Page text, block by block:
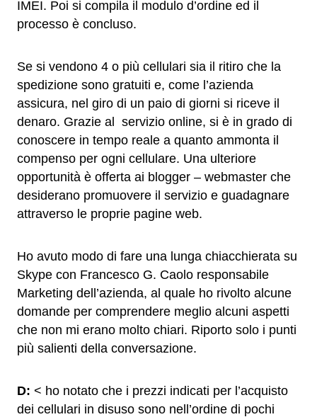
IMEI. Poi si compila il modulo d’ordine ed il
processo è concluso.
Se si vendono 4 o più cellulari sia il ritiro che la
spedizione sono gratuiti e, come l’azienda
assicura, nel giro di un paio di giorni si riceve il
denaro. Grazie al servizio online, si è in grado di
conoscere in tempo reale a quanto ammonta il
compenso per ogni cellulare. Una ulteriore
opportunità è offerta ai blogger – webmaster che
desiderano promuovere il servizio e guadagnare
attraverso le proprie pagine web.
Ho avuto modo di fare una lunga chiacchierata su
Skype con Francesco G. Caolo responsabile
Marketing dell’azienda, al quale ho rivolto alcune
domande per comprendere meglio alcuni aspetti
che non mi erano molto chiari. Riporto solo i punti
più salienti della conversazione.
D: < ho notato che i prezzi indicati per l’acquisto
dei cellulari in disuso sono nell’ordine di pochi